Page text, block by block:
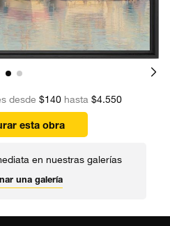
desde $140hasta $4.550
esta obra
en nuestras galerías
una galería